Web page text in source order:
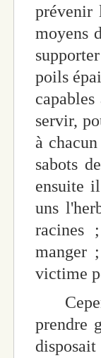
prévenir
moyens
poils
servir,
à
sabots
ensuite
uns
racines
manger
victime
prendre